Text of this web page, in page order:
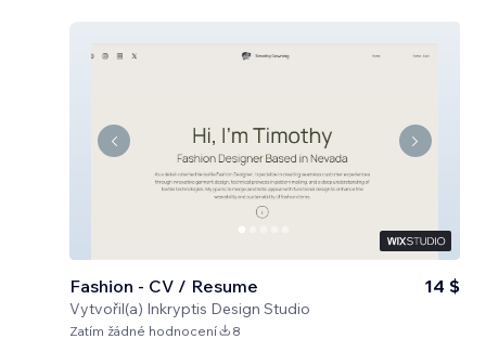
Fashion - CV / Resume
Vytvořil(a) Inkryptis Design Studio
14 $
Zatím žádné hodnocení 8